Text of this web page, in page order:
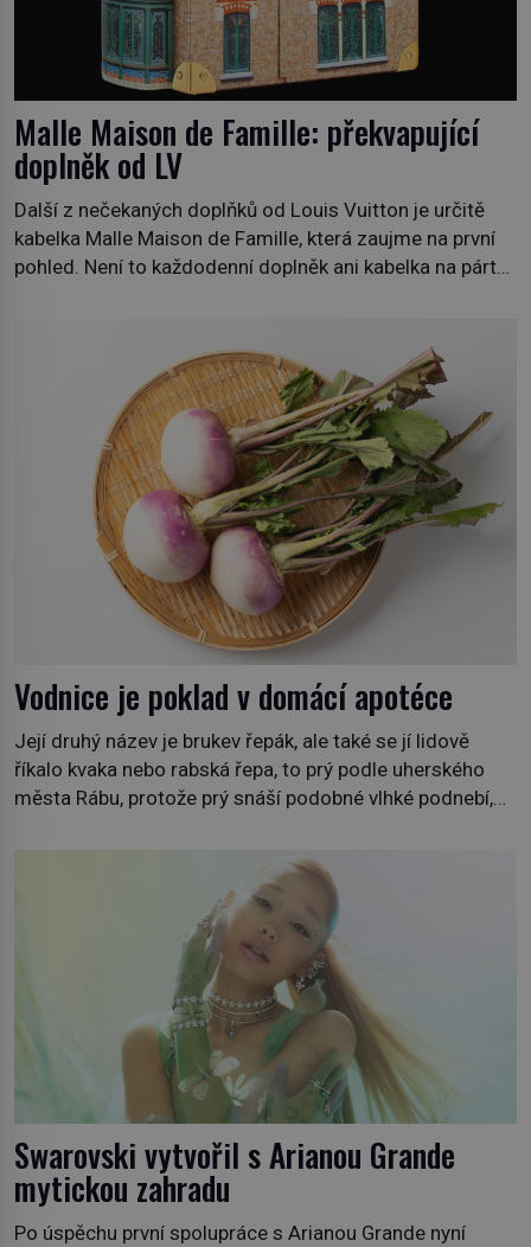
Malle Maison de Famille: překvapující
doplněk od LV
Další z nečekaných doplňků od Louis Vuitton je určitě
kabelka Malle Maison de Famille, která zaujme na první
pohled. Není to každodenní doplněk ani kabelka na párty,
adrese 18 Rue Louis Vuitton, které bylo postaveno v
roce 1869. […]
Vodnice je poklad v domácí apotéce
Její druhý název je brukev řepák, ale také se jí lidově
říkalo kvaka nebo rabská řepa, to prý podle uherského
města Rábu, protože prý snáší podobné vlhké podnebí,
někdy i v obchodech. Její bulvy jsou bílé, nahoře někdy
Swarovski vytvořil s Arianou Grande
mytickou zahradu
Po úspěchu první spolupráce s Arianou Grande nyní